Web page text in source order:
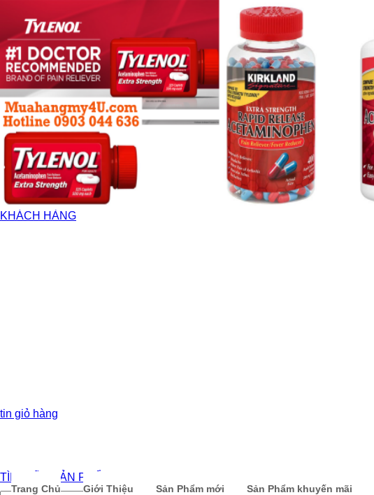
KHÁCH HÀNG
tin giỏ hàng
Trang Chủ Giới Thiệu Sản Phẩm mới Sản Phẩm khuyến mãi
TÌM KIẾM SẢN PHẨM